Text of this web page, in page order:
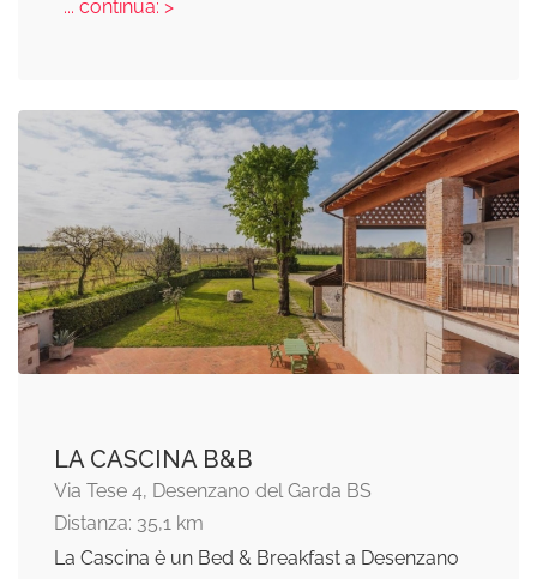
... continua: >
LA CASCINA B&B
Via Tese 4, Desenzano del Garda BS
Distanza: 35,1 km
La Cascina è un Bed & Breakfast a Desenzano